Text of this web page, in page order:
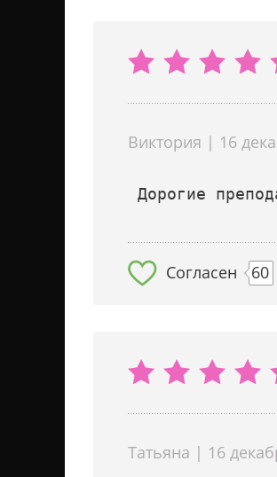
Виктория | 16
Согласен 60
Татьяна | 16